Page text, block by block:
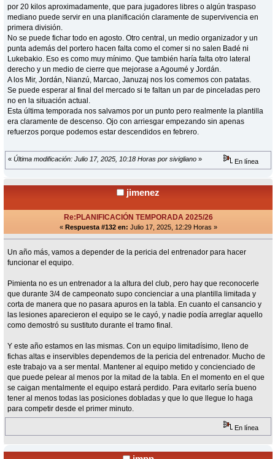
por 20 kilos aproximadamente, que para jugadores libres o algún traspaso
mediano puede servir en una planificación claramente de supervivencia en
primera división.
No se puede fichar todo en agosto. Otro central, un medio organizador y un
punta además del portero hacen falta como el comer si no salen Badé ni
Lukebakio. Eso es como muy mínimo. Que también haría falta otro lateral
derecho y un medio de cierre que mejorase a Agoumé y Jordán.
A los Mir, Jordán, Nianzú, Marcao, Januzaj nos los comemos con patatas.
Se puede esperar al final del mercado si te faltan un par de pinceladas pero
no en la situación actual.
Esta última temporada nos salvamos por un punto pero realmente la plantilla
era claramente de descenso. Ojo con arriesgar empezando sin apenas
refuerzos porque podemos estar descendidos en febrero.
« Última modificación: Julio 17, 2025, 10:18 Horas por sivigliano » En línea
jimenez
Re:PLANIFICACIÓN TEMPORADA 2025/26
« Respuesta #132 en: Julio 17, 2025, 12:29 Horas »
Un año más, vamos a depender de la pericia del entrenador para hacer
funcionar el equipo.
Pimienta no es un entrenador a la altura del club, pero hay que reconocerle
que durante 3/4 de campeonato supo concienciar a una plantilla limitada y
corta de manera que no pasara apuros en la tabla. En cuanto el cansancio y
las lesiones aparecieron el equipo se le cayó, y nadie podía arreglar aquello
como demostró su sustituto durante el tramo final.
Y este año estamos en las mismas. Con un equipo limitadísimo, lleno de
fichas altas e inservibles dependemos de la pericia del entrenador. Mucho de
este trabajo va a ser mental. Mantener al equipo metido y concienciado de
que puede pelear al menos por la mitad de la tabla. En el momento en el que
se caigan mentalmente el equipo estará perdido. Para evitarlo sería bueno
tener al menos todas las posiciones dobladas y que lo que llegue lo haga
para competir desde el primer minuto.
En línea